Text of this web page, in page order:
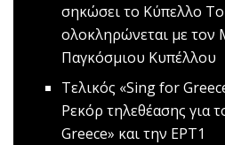
σηκώσει το Κύπελλο
ολοκληρώνεται με τον
Παγκόσμιου Κυπέλλου
Tελικός «Sing for
Ρεκόρ τηλεθέασης για
Greece» και την ΕΡΤ1